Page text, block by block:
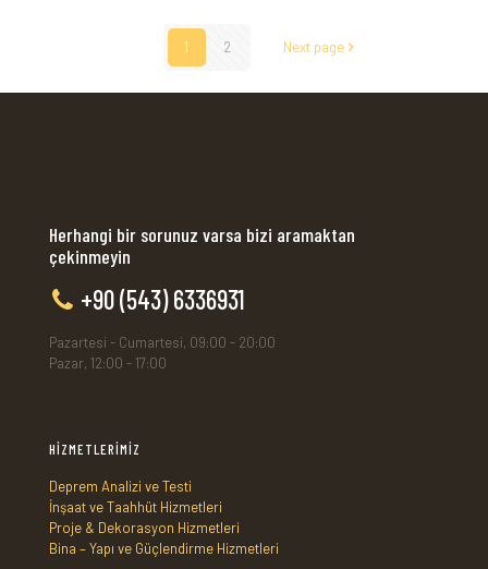
1 2 Next page
Herhangi bir sorunuz varsa bizi aramaktan
çekinmeyin
+90 (543) 6336931
Pazartesi - Cumartesi, 09:00 - 20:00
Pazar, 12:00 - 17:00
HİZMETLERİMİZ
Deprem Analizi ve Testi
İnşaat ve Taahhüt Hizmetleri
Proje & Dekorasyon Hizmetleri
Bina – Yapı ve Güçlendirme Hizmetleri